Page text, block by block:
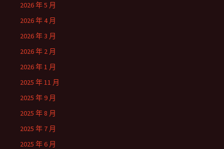
2026 年 5 月
2026 年 4 月
2026 年 3 月
2026 年 2 月
2026 年 1 月
2025 年 11 月
2025 年 9 月
2025 年 8 月
2025 年 7 月
2025 年 6 月